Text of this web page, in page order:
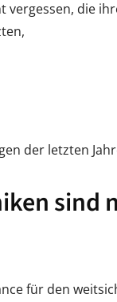
vergessen, die
der letzten
sind
für den